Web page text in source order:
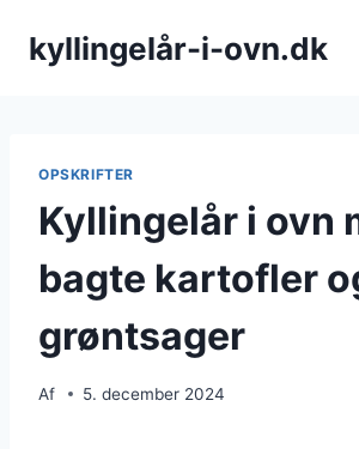
kyllingelår-i-ovn.dk
OPSKRIFTER
Kyllingelår i ovn
bagte kartofler
grøntsager
Af 5. december 2024